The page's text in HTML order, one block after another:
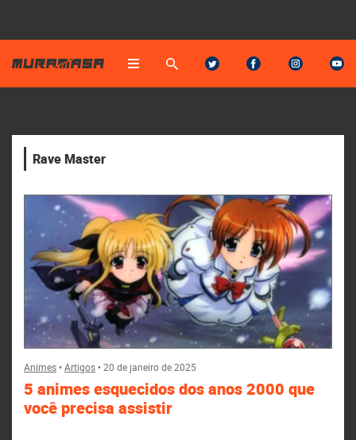
Rave Master
Animes•Artigos•20 de janeiro de 2025
5 animes esquecidos dos anos 2000 que
você precisa assistir